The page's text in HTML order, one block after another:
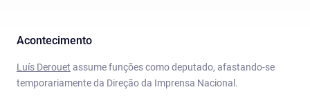
Acontecimento
Luís Derouet assume funções como deputado, afastando-se
temporariamente da Direção da Imprensa Nacional.